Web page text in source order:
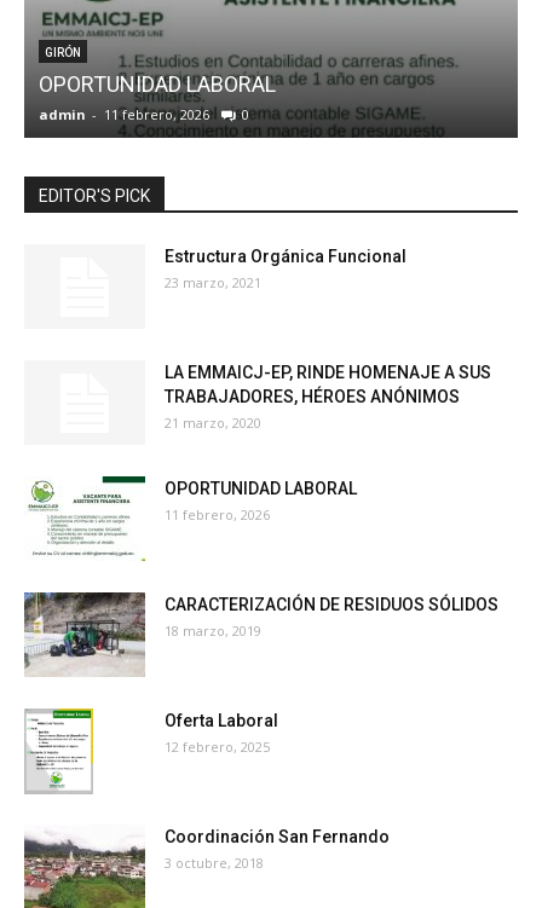
GIRÓN
OPORTUNIDAD LABORAL
admin - 11 febrero, 2026 0
EDITOR'S PICK
Estructura Orgánica Funcional
23 marzo, 2021
LA EMMAICJ-EP, RINDE HOMENAJE A SUS
TRABAJADORES, HÉROES ANÓNIMOS
21 marzo, 2020
OPORTUNIDAD LABORAL
11 febrero, 2026
CARACTERIZACIÓN DE RESIDUOS SÓLIDOS
18 marzo, 2019
Oferta Laboral
12 febrero, 2025
Coordinación San Fernando
3 octubre, 2018